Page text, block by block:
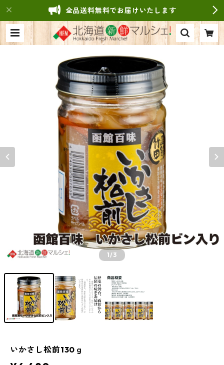
全品送料無料でお届けいたします
1/3
いかさし松前130ｇ